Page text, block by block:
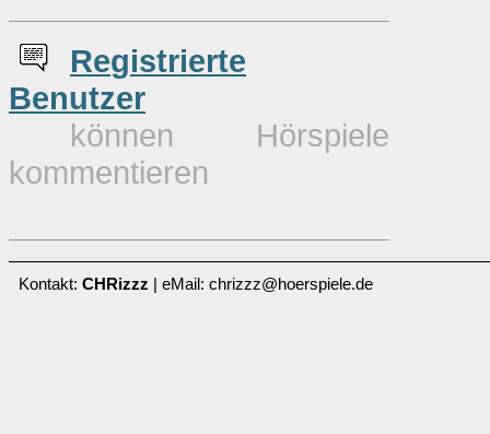
Registrierte
Benutzer
können Hörspiele
kommentieren
Kontakt: CHRizzz | eMail: chrizzz@hoerspiele.de